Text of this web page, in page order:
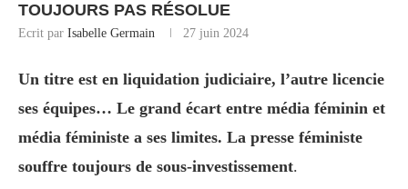
TOUJOURS PAS RÉSOLUE
Ecrit par Isabelle Germain 27 juin 2024
Un titre est en liquidation judiciaire, l’autre licencie
ses équipes… Le grand écart entre média féminin et
média féministe a ses limites. La presse féministe
souffre toujours de sous-investissement.